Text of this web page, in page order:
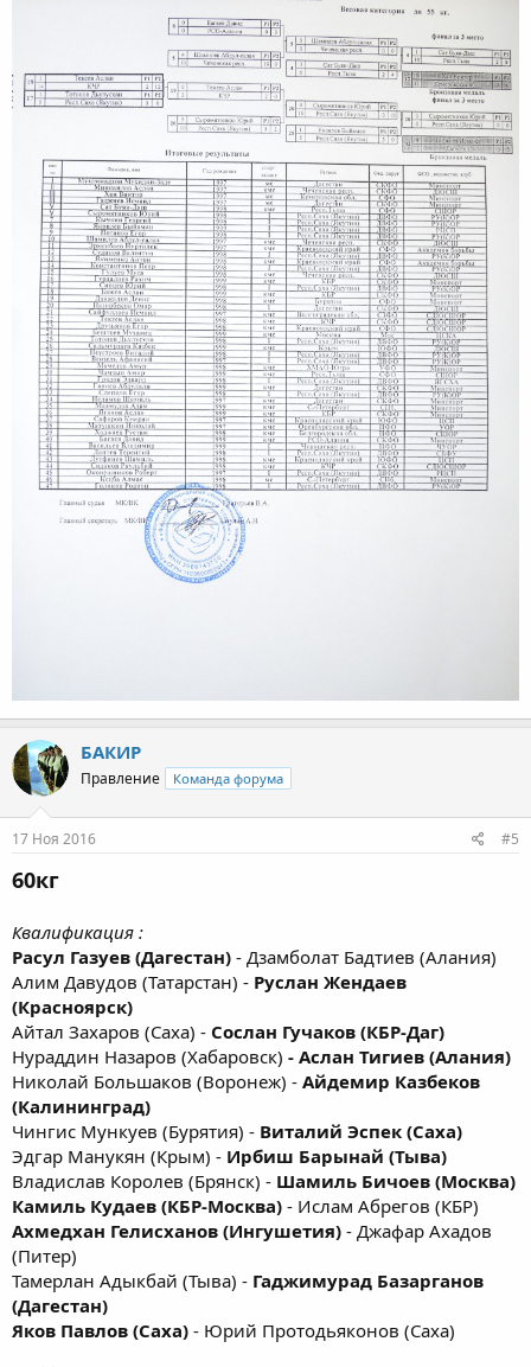
БАКИР
Правление Команда форума
17 Ноя 2016 #5
60кг
Квалификация :
Расул Газуев (Дагестан) - Дзамболат Бадтиев (Алания)
Алим Давудов (Татарстан) - Руслан Жендаев
(Красноярск)
Айтал Захаров (Саха) - Сослан Гучаков (КБР-Даг)
Нураддин Назаров (Хабаровск) - Аслан Тигиев (Алания)
Николай Большаков (Воронеж) - Айдемир Казбеков
(Калининград)
Чингис Мункуев (Бурятия) - Виталий Эспек (Саха)
Эдгар Манукян (Крым) - Ирбиш Барынай (Тыва)
Владислав Королев (Брянск) - Шамиль Бичоев (Москва)
Камиль Кудаев (КБР-Москва) - Ислам Абрегов (КБР)
Ахмедхан Гелисханов (Ингушетия) - Джафар Ахадов
(Питер)
Тамерлан Адыкбай (Тыва) - Гаджимурад Базарганов
(Дагестан)
Яков Павлов (Саха) - Юрий Протодьяконов (Саха)